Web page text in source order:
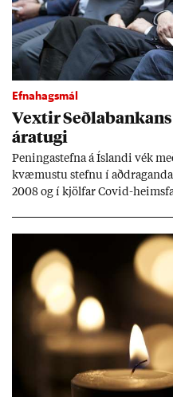
Efnahagsmál
Vext­ir
ára­tugi
Pen­inga­stefna á Ís­landi vék
kvæm­ustu stefnu í
2008 og í kjöl­far Covid-